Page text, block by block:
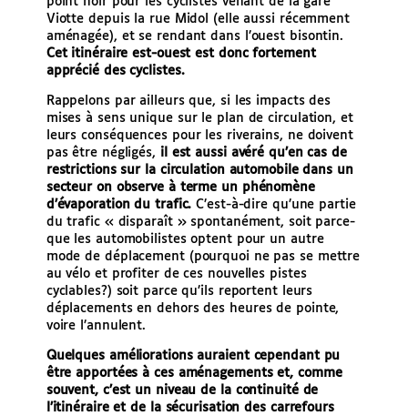
Viotte depuis la rue Midol (elle aussi récemment
aménagée), et se rendant dans l’ouest bisontin.
Cet itinéraire est-ouest est donc fortement
apprécié des cyclistes.
Rappelons par ailleurs que, si les impacts des
mises à sens unique sur le plan de circulation, et
leurs conséquences pour les riverains, ne doivent
pas être négligés, il est aussi avéré qu’en cas de
restrictions sur la circulation automobile dans un
secteur on observe à terme un phénomène
d’évaporation du trafic.C’est-à-dire qu’une partie
du trafic « disparaît » spontanément, soit parce-
que les automobilistes optent pour un autre
mode de déplacement (pourquoi ne pas se mettre
au vélo et profiter de ces nouvelles pistes
cyclables?) soit parce qu’ils reportent leurs
déplacements en dehors des heures de pointe,
voire l’annulent.
Quelques améliorations auraient cependant pu
être apportées à ces aménagements et, comme
souvent, c’est un niveau de la continuité de
l’itinéraire et de la sécurisation des carrefours